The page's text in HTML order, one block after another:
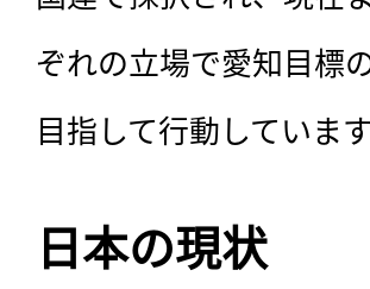
ぞれの立場で愛知目標
目指して行動しています
日本の現状